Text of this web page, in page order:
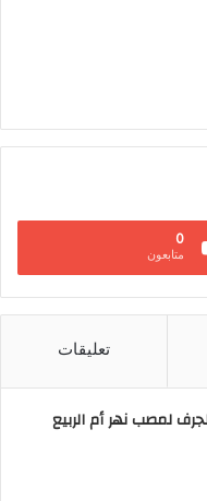
0
متابعون
تعليقات
لمصب نهر أم الربيع